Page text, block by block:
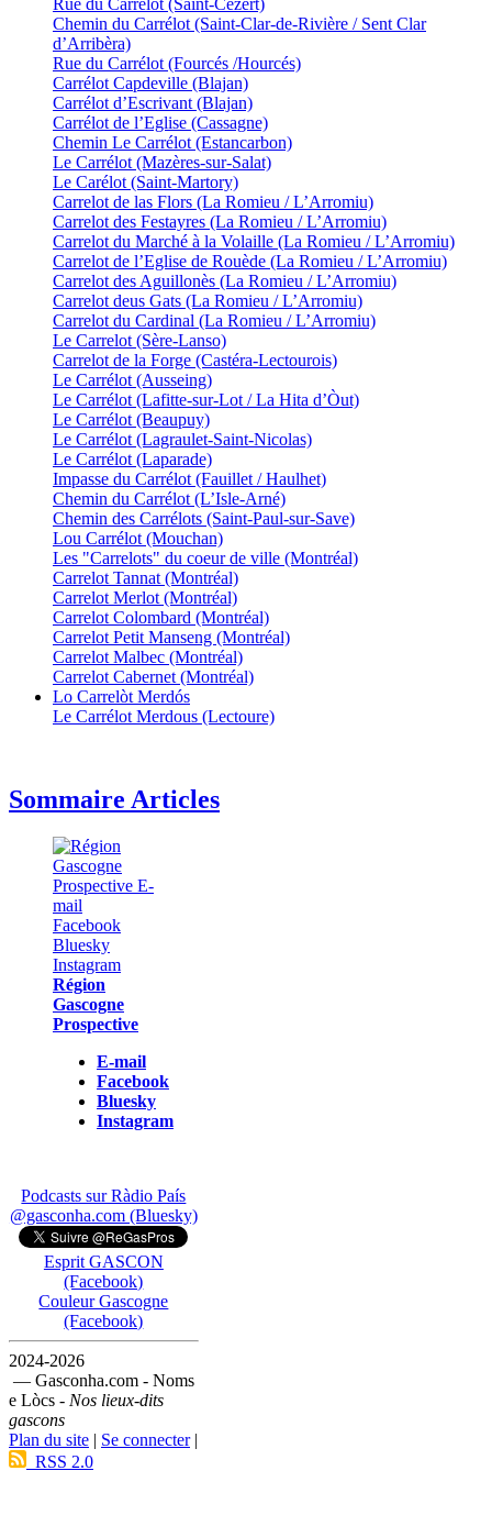
Chemin du Carrélot (Saint-Clar-de-Rivière / Sent Clar
d’Arribèra)
Rue du Carrélot (Fourcés /Hourcés)
Carrélot Capdeville (Blajan)
Carrélot d’Escrivant (Blajan)
Carrélot de l’Eglise (Cassagne)
Chemin Le Carrélot (Estancarbon)
Le Carrélot (Mazères-sur-Salat)
Le Carélot (Saint-Martory)
Carrelot de las Flors (La Romieu / L’Arromiu)
Carrelot des Festayres (La Romieu / L’Arromiu)
Carrelot du Marché à la Volaille (La Romieu / L’Arromiu)
Carrelot de l’Eglise de Rouède (La Romieu / L’Arromiu)
Carrelot des Aguillonès (La Romieu / L’Arromiu)
Carrelot deus Gats (La Romieu / L’Arromiu)
Carrelot du Cardinal (La Romieu / L’Arromiu)
Le Carrelot (Sère-Lanso)
Carrelot de la Forge (Castéra-Lectourois)
Le Carrélot (Ausseing)
Le Carrélot (Lafitte-sur-Lot / La Hita d’Òut)
Le Carrélot (Beaupuy)
Le Carrélot (Lagraulet-Saint-Nicolas)
Le Carrélot (Laparade)
Impasse du Carrélot (Fauillet / Haulhet)
Chemin du Carrélot (L’Isle-Arné)
Chemin des Carrélots (Saint-Paul-sur-Save)
Lou Carrélot (Mouchan)
Les "Carrelots" du coeur de ville (Montréal)
Carrelot Tannat (Montréal)
Carrelot Merlot (Montréal)
Carrelot Colombard (Montréal)
Carrelot Petit Manseng (Montréal)
Carrelot Malbec (Montréal)
Carrelot Cabernet (Montréal)
Lo Carrelòt Merdós
Le Carrélot Merdous (Lectoure)
Sommaire Articles
Région
Gascogne
Prospective
E-mail
Facebook
Bluesky
Instagram
Podcasts sur Ràdio País
@gasconha.com (Bluesky)
Esprit GASCON
(Facebook)
Couleur Gascogne
(Facebook)
2024-2026
— Gasconha.com - Noms
e Lòcs - Nos lieux-dits
gascons
Plan du site | Se connecter|
RSS 2.0